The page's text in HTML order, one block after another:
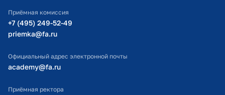
Министерство просвещения РФ
Министерство науки и высшего образования РФ
Приёмная комиссия
+7 (495) 249-52-49
priemka@fa.ru
Официальный адрес электронной почты
academy@fa.ru
Приёмная ректора